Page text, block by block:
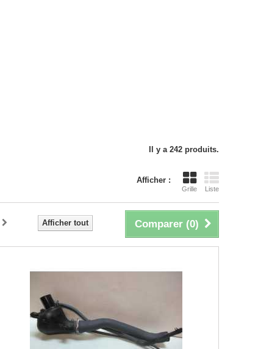
Il y a 242 produits.
Afficher :
Grille Liste
Comparer (0)
Afficher tout